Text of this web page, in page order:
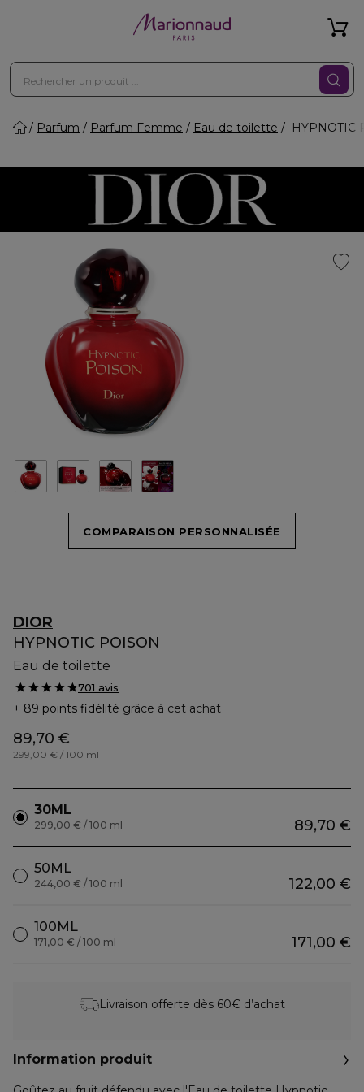
Parfum Parfum Femme Eau de toilette HYPNOTIC
COMPARAISON PERSONNALISÉE
DIOR
HYPNOTIC POISON
Eau de toilette
701 avis
89 points fidélité grâce à cet achat
89,70 €
299,00 € / 100 ml
30ML
89,70 €
299,00 € / 100 ml
50ML
122,00 €
244,00 € / 100 ml
100ML
171,00 €
171,00 € / 100 ml
Livraison offerte dès 60€ d’achat
Information produit